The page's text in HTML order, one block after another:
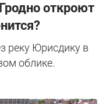
откроют
реку Юрисдику в
облике.